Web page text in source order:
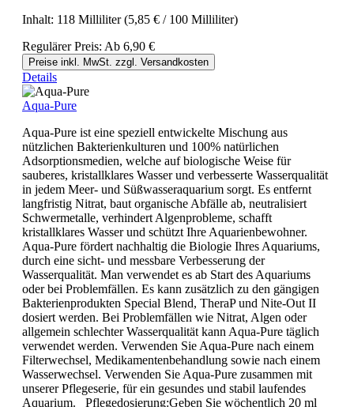
Inhalt: 118 Milliliter(5,85 € / 100 Milliliter)
Regulärer Preis: Ab 6,90 €
Preise inkl. MwSt. zzgl. Versandkosten
Details
Aqua-Pure
Aqua-Pure ist eine speziell entwickelte Mischung aus
nützlichen Bakterienkulturen und 100% natürlichen
Adsorptionsmedien, welche auf biologische Weise für
sauberes, kristallklares Wasser und verbesserte Wasserqualität
in jedem Meer- und Süßwasseraquarium sorgt. Es entfernt
langfristig Nitrat, baut organische Abfälle ab, neutralisiert
Schwermetalle, verhindert Algenprobleme, schafft
kristallklares Wasser und schützt Ihre Aquarienbewohner.
Aqua-Pure fördert nachhaltig die Biologie Ihres Aquariums,
durch eine sicht- und messbare Verbesserung der
Wasserqualität. Man verwendet es ab Start des Aquariums
oder bei Problemfällen. Es kann zusätzlich zu den gängigen
Bakterienprodukten Special Blend, TheraP und Nite-Out II
dosiert werden. Bei Problemfällen wie Nitrat, Algen oder
allgemein schlechter Wasserqualität kann Aqua-Pure täglich
verwendet werden. Verwenden Sie Aqua-Pure nach einem
Filterwechsel, Medikamentenbehandlung sowie nach einem
Wasserwechsel. Verwenden Sie Aqua-Pure zusammen mit
unserer Pflegeserie, für ein gesundes und stabil laufendes
Aquarium. Pflegedosierung:Geben Sie wöchentlich 20 ml